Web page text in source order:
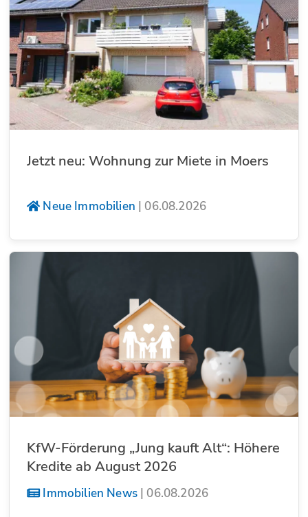
Jetzt neu: Wohnung zur Miete in Moers
Neue Immobilien | 06.08.2026
KfW-Förderung „Jung kauft Alt“: Höhere
Kredite ab August 2026
Immobilien News| 06.08.2026